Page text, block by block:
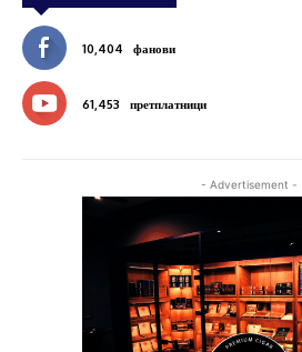
10,404 фанови
61,453 претплатници
- Advertisement -